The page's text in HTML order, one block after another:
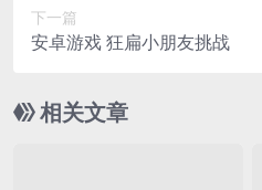
下一篇
安卓游戏 狂扁小朋友挑战
相关文章